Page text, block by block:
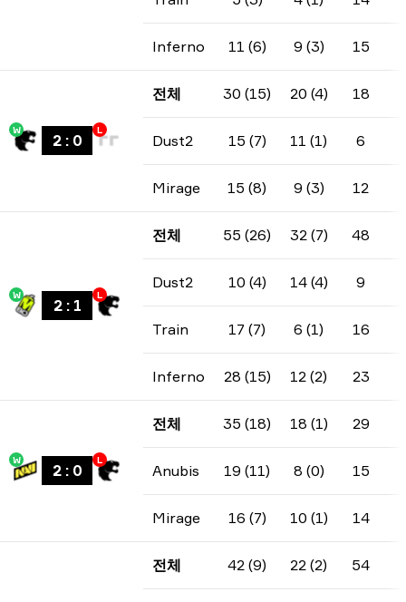
Inferno 11 (6) 9 (3) 15
W
2: 0
L
전체 30 (15) 20 (4) 18
Dust2 15 (7) 11 (1) 6
Mirage 15 (8) 9 (3) 12
W
2: 1
L
전체 55 (26) 32 (7) 48
Dust2 10 (4) 14 (4) 9
Train 17 (7) 6 (1) 16
Inferno 28 (15) 12 (2) 23
W
2: 0
L
전체 35 (18) 18 (1) 29
Anubis 19 (11) 8 (0) 15
Mirage 16 (7) 10 (1) 14
전체 42 (9) 22 (2) 54